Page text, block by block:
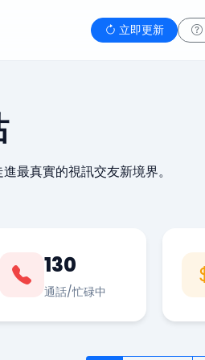
立即更新
最真實的視訊交友新境界。
130
通話/忙碌中